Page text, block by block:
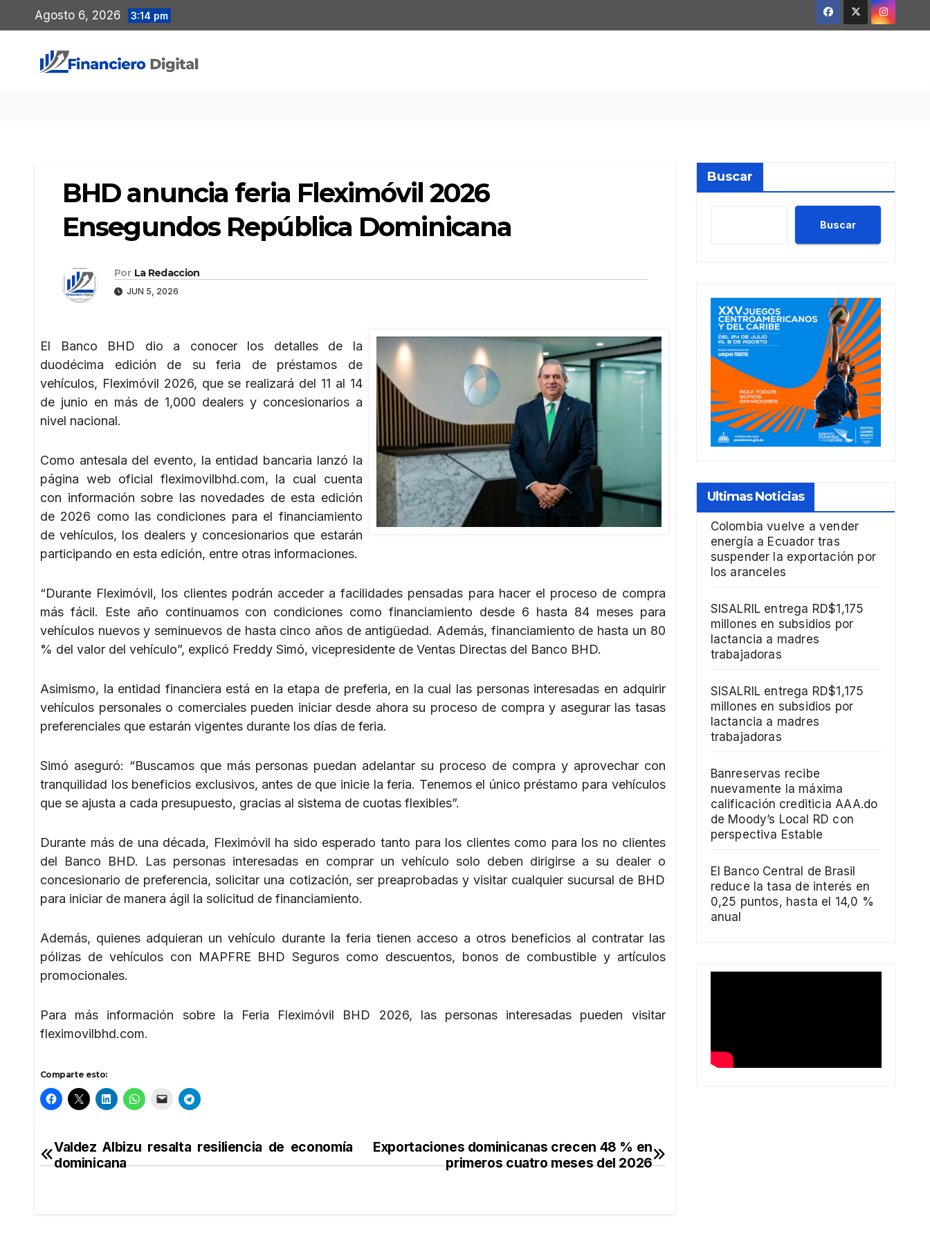
al
contenido
Agosto 6, 2026 3:14 pm
BHD anuncia feria Fleximóvil 2026
Ensegundos República Dominicana
Por La Redaccion
JUN 5, 2026
El Banco BHD dio a conocer los detalles de la
duodécima edición de su feria de préstamos de
vehículos, Fleximóvil 2026, que se realizará del 11 al 14
de junio en más de 1,000 dealers y concesionarios a
nivel nacional.
Como antesala del evento, la entidad bancaria lanzó la
página web oficial fleximovilbhd.com, la cual cuenta
con información sobre las novedades de esta edición
de 2026 como las condiciones para el financiamiento
de vehículos, los dealers y concesionarios que estarán
participando en esta edición, entre otras informaciones.
“Durante Fleximóvil, los clientes podrán acceder a facilidades pensadas para hacer el proceso de compra
más fácil. Este año continuamos con condiciones como financiamiento desde 6 hasta 84 meses para
vehículos nuevos y seminuevos de hasta cinco años de antigüedad. Además, financiamiento de hasta un 80
% del valor del vehículo”, explicó Freddy Simó, vicepresidente de Ventas Directas del Banco BHD.
Asimismo, la entidad financiera está en la etapa de preferia, en la cual las personas interesadas en adquirir
vehículos personales o comerciales pueden iniciar desde ahora su proceso de compra y asegurar las tasas
preferenciales que estarán vigentes durante los días de feria.
Simó aseguró: “Buscamos que más personas puedan adelantar su proceso de compra y aprovechar con
tranquilidad los beneficios exclusivos, antes de que inicie la feria. Tenemos el único préstamo para vehículos
que se ajusta a cada presupuesto, gracias al sistema de cuotas flexibles”.
Durante más de una década, Fleximóvil ha sido esperado tanto para los clientes como para los no clientes
del Banco BHD. Las personas interesadas en comprar un vehículo solo deben dirigirse a su dealer o
concesionario de preferencia, solicitar una cotización, ser preaprobadas y visitar cualquier sucursal de BHD
para iniciar de manera ágil la solicitud de financiamiento.
Además, quienes adquieran un vehículo durante la feria tienen acceso a otros beneficios al contratar las
pólizas de vehículos con MAPFRE BHD Seguros como descuentos, bonos de combustible y artículos
promocionales.
Para más información sobre la Feria Fleximóvil BHD 2026, las personas interesadas pueden visitar
fleximovilbhd.com.
Comparte esto:
Navegación
Exportaciones dominicanas crecen 48 % en
primeros cuatro meses del 2026
Valdez Albizu resalta resiliencia de economía
dominicana
Buscar
Buscar
Ultimas Noticias
Colombia vuelve a vender
energía a Ecuador tras
suspender la exportación por
los aranceles
SISALRIL entrega RD$1,175
millones en subsidios por
lactancia a madres
trabajadoras
SISALRIL entrega RD$1,175
millones en subsidios por
lactancia a madres
trabajadoras
Banreservas recibe
nuevamente la máxima
calificación crediticia AAA.do
de Moody’s Local RD con
perspectiva Estable
El Banco Central de Brasil
reduce la tasa de interés en
0,25 puntos, hasta el 14,0 %
anual